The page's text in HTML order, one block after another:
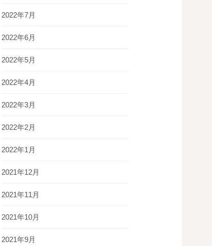
2022年7月
2022年6月
2022年5月
2022年4月
2022年3月
2022年2月
2022年1月
2021年12月
2021年11月
2021年10月
2021年9月